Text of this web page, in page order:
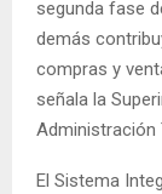
segunda fase
demás
compras y
señala la
Administración
El Sistema